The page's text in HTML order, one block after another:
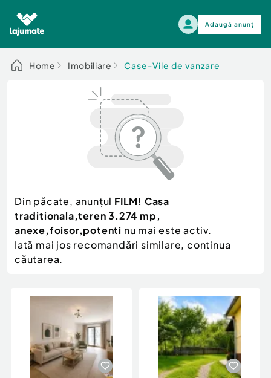
Adaugă anunț
Alege categoria
Auto, moto si ambarcatiuni
Electronice si electrocasnice
Mama si copilul
Moda si frumusete
Sport, timp liber, arta
Agro si Industrie
Animale de companie
Afaceri și echipamente profesionale
Inchiriere Bunuri si Vehicule
Auto, moto si ambarcatiuni
Scutere - ATV - UTV
Autoutilitare
Ambarcatiuni
Camioane - Rulote - Remorci
Motociclete
Piese auto si accesorii
Dacia Duster
Home Imobiliare Case-Vile de vanzare
Din păcate, anunțul FILM! Casa
traditionala,teren 3.274 mp,
anexe,foisor,potenti nu mai este activ.
Iată mai jos recomandări similare, continua
căutarea.